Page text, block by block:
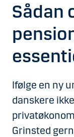
Sådan
Ifølge en ny
danskere
Grinsted